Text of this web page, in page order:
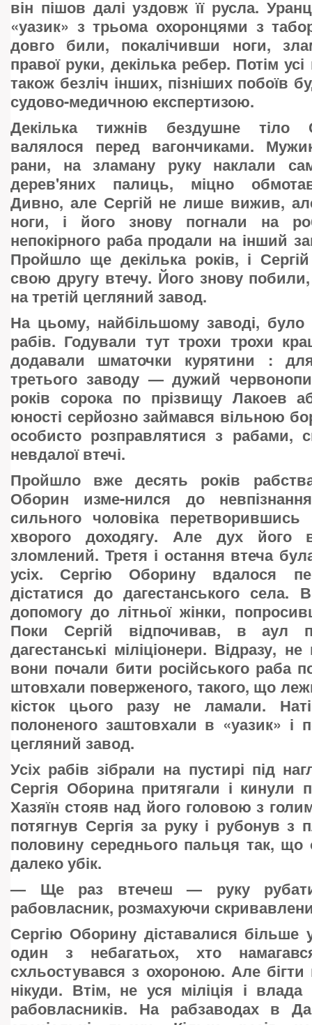
він пішов далі уздовж її русла.
«уазик» з трьома охоронцями з
довго били, покалічивши ноги,
правої руки, декілька ребер. Потім
також безліч інших, пізніших побоїв
судово-медичною експертизою.
Декілька тижнів бездушне тіло
валялося перед вагончиками.
рани, на зламану руку наклали
дерев'яних палиць, міцно
Дивно, але Сергій не лише вижив,
ноги, і його знову погнали на
непокірного раба продали на інший
Пройшло ще декілька років, і
свою другу втечу. Його знову
на третій цегляний завод.
На цьому, найбільшому заводі, було
рабів. Годували тут трохи трохи
додавали шматочки курятини :
третього заводу — дужий
років сорока по прізвищу Лакоев
юності серйозно займався вільною
особисто розправлятися з рабами,
невдалої втечі.
Пройшло вже десять років
Оборин изме-нился до
сильного чоловіка
хворого доходягу. Але дух
зломлений. Третя і остання втеча
усіх. Сергію Оборину вдалося
дістатися до дагестанського села.
допомогу до літньої жінки,
Поки Сергій відпочивав, в аул
дагестанські міліціонери. Відразу,
вони почали бити російського раба
штовхали поверженого, такого, що
кісток цього разу не ламали.
полоненого заштовхали в «уазик» і
цегляний завод.
Усіх рабів зібрали на пустирі під
Сергія Оборина притягали і кинули
Хазяїн стояв над його головою з
потягнув Сергія за руку і рубонув з
половину середнього пальця так, що
далеко убік.
— Ще раз втечеш — руку
рабовласник, розмахуючи
Сергію Оборину діставалися більше
один з небагатьох, хто
схльостувався з охороною. Але бігти
нікуди. Втім, не уся міліція і
рабовласників. На рабзаводах в